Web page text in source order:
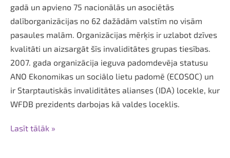
gadā un apvieno 75 nacionālās un asociētās
dalīborganizācijas no 62 dažādām valstīm no visām
pasaules malām. Organizācijas mērķis ir uzlabot dzīves
kvalitāti un aizsargāt šīs invaliditātes grupas tiesības.
2007. gada organizācija ieguva padomdevēja statusu
ANO Ekonomikas un sociālo lietu padomē (ECOSOC) un
ir Starptautiskās invaliditātes alianses (IDA) locekle, kur
WFDB prezidents darbojas kā valdes loceklis.
Lasīt tālāk »